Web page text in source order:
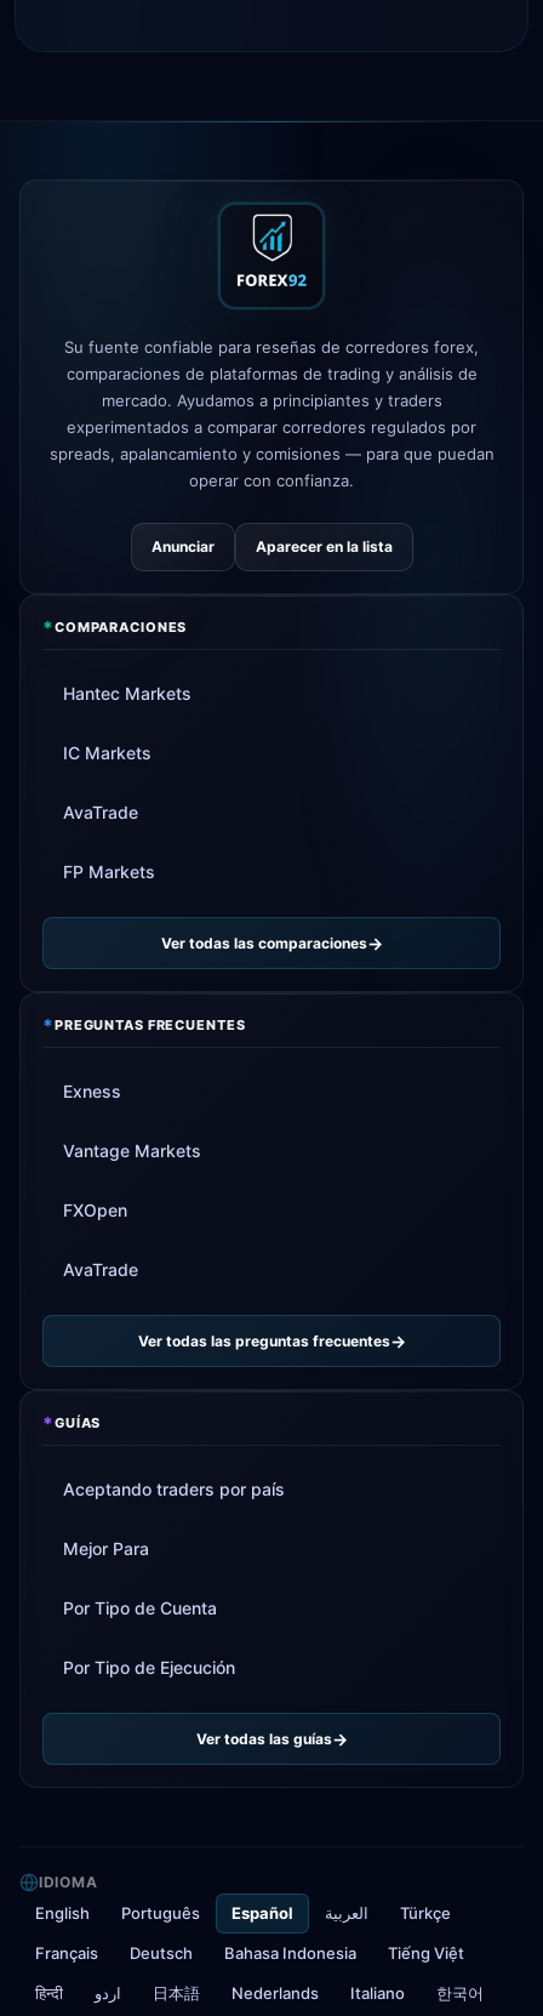
comisión
perdió licencia
24h
Su fuente confiable para reseñas de corredores forex,
comparaciones de plataformas de trading y análisis de
mercado. Ayudamos a principiantes y traders
experimentados a comparar corredores regulados por
spreads, apalancamiento y comisiones — para que puedan
operar con confianza.
Anunciar Aparecer en la lista
*COMPARACIONES
Hantec Markets
IC Markets
AvaTrade
FP Markets
Ver todas las comparaciones
*PREGUNTAS FRECUENTES
Exness
Vantage Markets
FXOpen
AvaTrade
Ver todas las preguntas frecuentes
*GUÍAS
Aceptando traders por país
Mejor Para
Por Tipo de Cuenta
Por Tipo de Ejecución
Ver todas las guías
IDIOMA
English Português Español العربية Türkçe
Français Deutsch Bahasa Indonesia Tiếng Việt
हिन्दी اردو 日本語 Nederlands Italiano 한국어